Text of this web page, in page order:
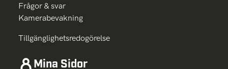
Frågor & svar
Kamerabevakning
Tillgänglighetsredogörelse
Mina Sidor